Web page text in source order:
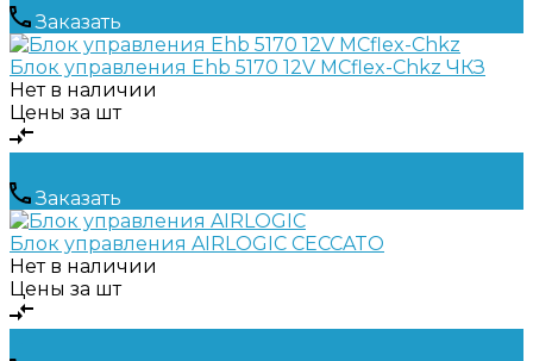
Заказать
Блок управления Ehb 5170 12V MCflex-Chkz ЧКЗ
Нет в наличии
Цены за шт
Заказать
Блок управления AIRLOGIC CECCATO
Нет в наличии
Цены за шт